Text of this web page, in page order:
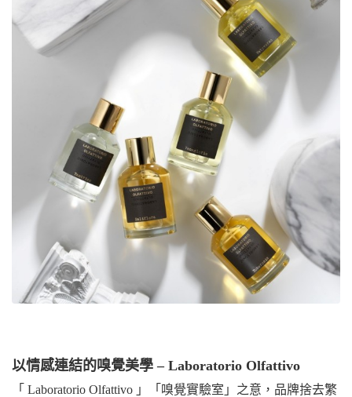
以情感連結的嗅覺美學 – Laboratorio Olfattivo
「 Laboratorio Olfattivo 」「嗅覺實驗室」之意，品牌捨去繁